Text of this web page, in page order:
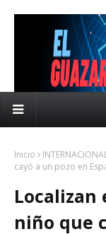
Inicio
cayó a un pozo en
Localizan
niño que